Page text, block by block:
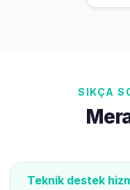
SIKÇA
Teknik destek